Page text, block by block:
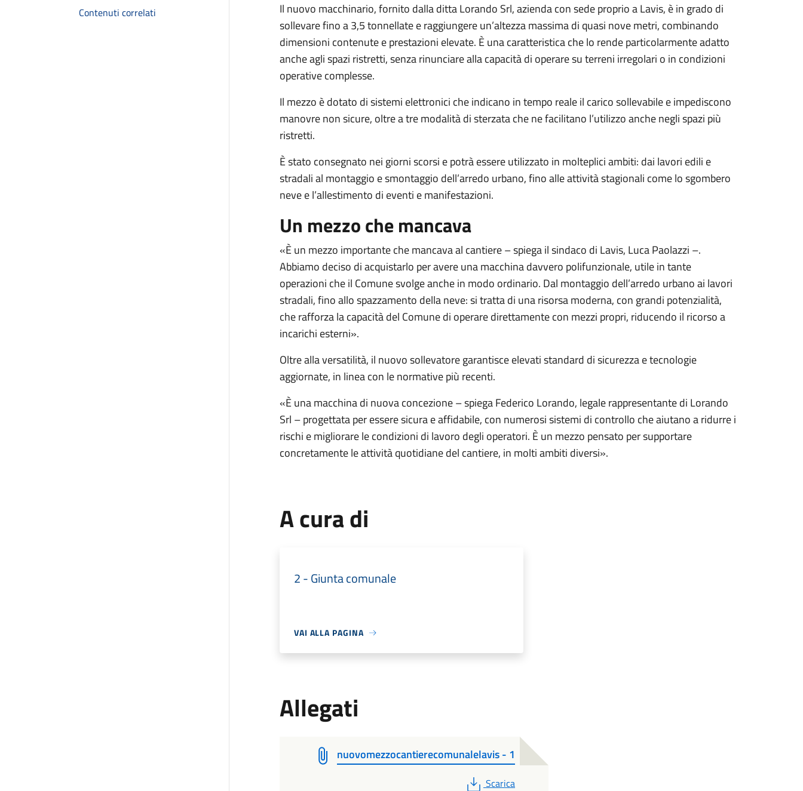
Contenuti correlati
Il nuovo macchinario, fornito dalla ditta Lorando Srl, azienda con sede proprio a Lavis, è in grado di
sollevare fino a 3,5 tonnellate e raggiungere un’altezza massima di quasi nove metri, combinando
dimensioni contenute e prestazioni elevate. È una caratteristica che lo rende particolarmente adatto
anche agli spazi ristretti, senza rinunciare alla capacità di operare su terreni irregolari o in condizioni
operative complesse.
Il mezzo è dotato di sistemi elettronici che indicano in tempo reale il carico sollevabile e impediscono
manovre non sicure, oltre a tre modalità di sterzata che ne facilitano l’utilizzo anche negli spazi più
ristretti.
È stato consegnato nei giorni scorsi e potrà essere utilizzato in molteplici ambiti: dai lavori edili e
stradali al montaggio e smontaggio dell’arredo urbano, fino alle attività stagionali come lo sgombero
neve e l’allestimento di eventi e manifestazioni.
Un mezzo che mancava
«È un mezzo importante che mancava al cantiere – spiega il sindaco di Lavis, Luca Paolazzi –.
Abbiamo deciso di acquistarlo per avere una macchina davvero polifunzionale, utile in tante
operazioni che il Comune svolge anche in modo ordinario. Dal montaggio dell’arredo urbano ai lavori
stradali, fino allo spazzamento della neve: si tratta di una risorsa moderna, con grandi potenzialità,
che rafforza la capacità del Comune di operare direttamente con mezzi propri, riducendo il ricorso a
incarichi esterni».
Oltre alla versatilità, il nuovo sollevatore garantisce elevati standard di sicurezza e tecnologie
aggiornate, in linea con le normative più recenti.
«È una macchina di nuova concezione – spiega Federico Lorando, legale rappresentante di Lorando
Srl – progettata per essere sicura e affidabile, con numerosi sistemi di controllo che aiutano a ridurre i
rischi e migliorare le condizioni di lavoro degli operatori. È un mezzo pensato per supportare
concretamente le attività quotidiane del cantiere, in molti ambiti diversi».
A cura di
2 - Giunta comunale
VAI ALLA PAGINA
Allegati
nuovomezzocantierecomunalelavis - 1
PDF
Scarica